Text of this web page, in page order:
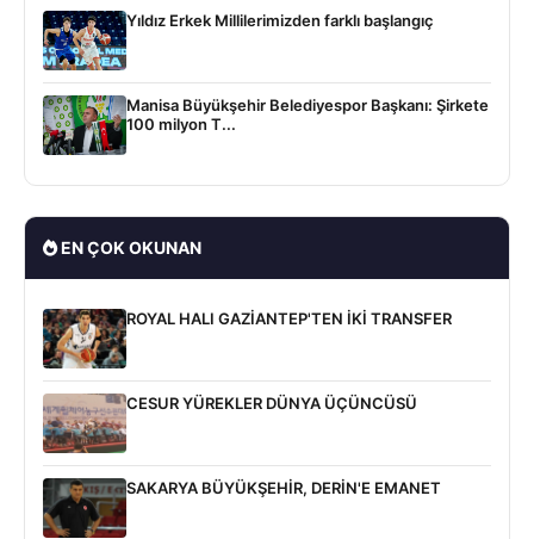
Yıldız Erkek Millilerimizden farklı başlangıç
Manisa Büyükşehir Belediyespor Başkanı: Şirkete
100 milyon T...
EN ÇOK OKUNAN
ROYAL HALI GAZİANTEP'TEN İKİ TRANSFER
CESUR YÜREKLER DÜNYA ÜÇÜNCÜSÜ
SAKARYA BÜYÜKŞEHİR, DERİN'E EMANET